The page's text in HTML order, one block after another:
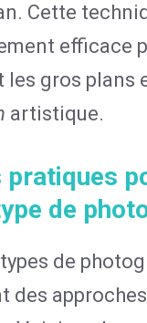
Cette
efficace
gros plans
artistique.
pratiques
de
de
des approches